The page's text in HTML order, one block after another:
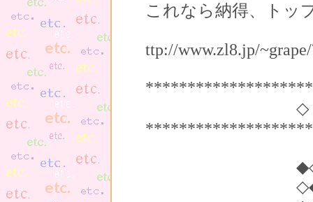
これなら納得、トッ
ttp://www.zl8.jp/
◇ こんな